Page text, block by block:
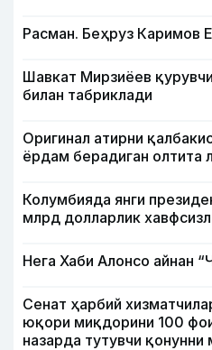
Расман. Беҳруз Каримов
Шавкат Мирзиёев
билан табриклади
Оригинал атирни
ёрдам берадиган олтита
Колумбияда янги
млрд долларлик
Нега Хаби Алонсо айнан
Сенат ҳарбий
юқори миқдорини 100
назарда тутувчи қонунни